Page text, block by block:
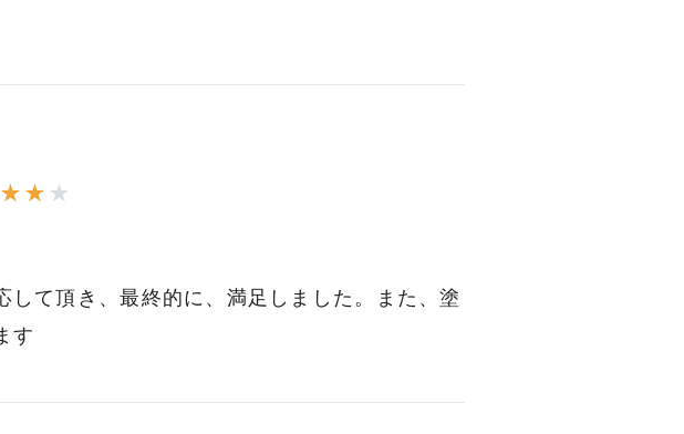
★ ★ ★
て頂き、最終的に、満足しました。また、塗
す